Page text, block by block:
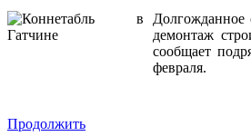
Долгожданное
демонтаж
сообщает
февраля.
Продолжить